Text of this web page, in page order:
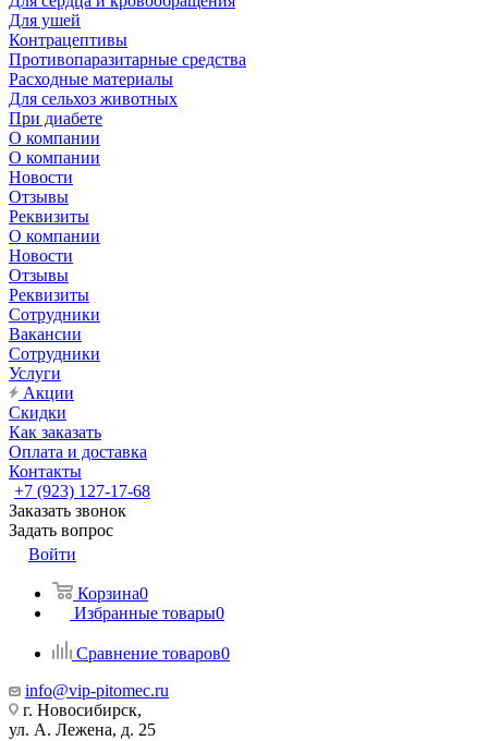
Для ушей
Контрацептивы
Противопаразитарные средства
Расходные материалы
Для сельхоз животных
При диабете
О компании
О компании
Новости
Отзывы
Реквизиты
О компании
Новости
Отзывы
Реквизиты
Сотрудники
Вакансии
Сотрудники
Услуги
Акции
Скидки
Как заказать
Оплата и доставка
Контакты
+7 (923) 127-17-68
Заказать звонок
Задать вопрос
Войти
Корзина0
Избранные товары0
Сравнение товаров0
info@vip-pitomec.ru
г. Новосибирск,
ул. А. Лежена, д. 25